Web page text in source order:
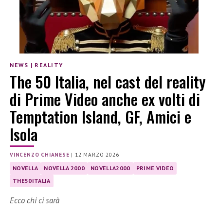
NEWS | REALITY
The 50 Italia, nel cast del reality
di Prime Video anche ex volti di
Temptation Island, GF, Amici e
Isola
VINCENZO CHIANESE | 12 MARZO 2026
NOVELLA NOVELLA 2000 NOVELLA2000
PRIME VIDEO
THE50ITALIA
Ecco chi ci sarà